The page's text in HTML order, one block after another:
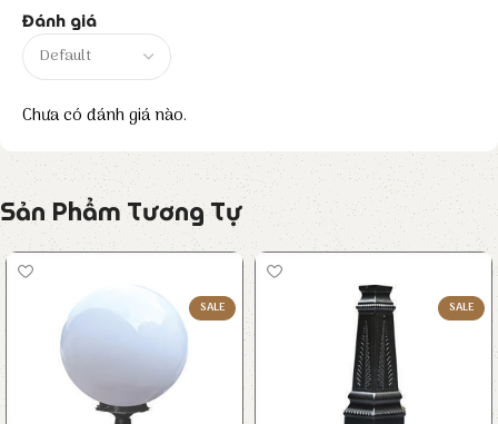
Đánh giá
Chưa có đánh giá nào.
Sản Phẩm Tương Tự
SALE SALE